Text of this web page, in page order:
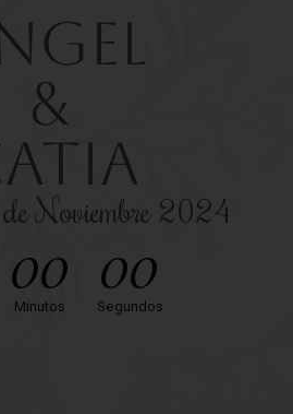
&
Noviembre 2024
00
Minutos
00
Segundos